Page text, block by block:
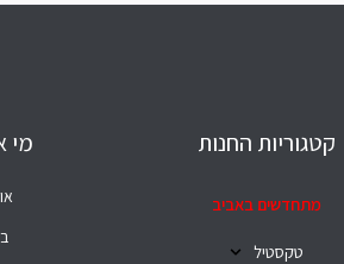
קטגוריות החנות
מתחדשים באביב
טקסטיל
מי